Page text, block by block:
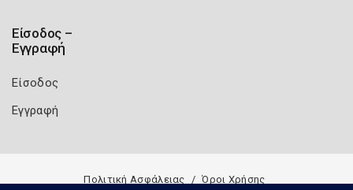
Είσοδος –
Εγγραφή
Είσοδος
Εγγραφή
Πολιτική Ασφάλειας Όροι Χρήσης